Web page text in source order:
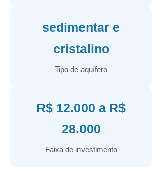
sedimentar e
cristalino
Tipo de aquífero
R$ 12.000 a R$
28.000
Faixa de investimento